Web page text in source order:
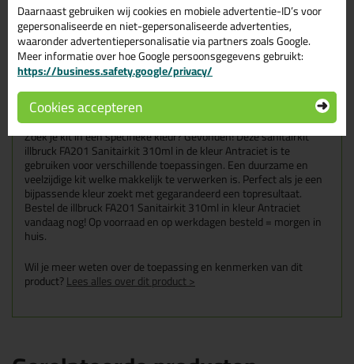
Omschrijving Video Specificaties Reviews (2)
illbruck FA201 Sanitairkit
310ml in Antraciet
Zoek je kit in een specifieke kleur? Gevonden! Deze sanitairkit
illbruck FA201 Sanitairkit 310ml in de kleur Antraciet is te
gebruiken voor verschillende toepassingen. Een duurzame en
veelzijdige kit welke makkelijk te verwerken is. Perfect als je een
bijpassende kleur zoekt met gegarandeerd een topresultaat.
Bestel de illbruck FA201 Sanitairkit 310ml in kleur Antraciet
vandaag nog! Op voorraad en op werkdagen besteld = morgen in
huis.
Wil je meer weten over de toepassing en kenmerken van dit
product?Lees alles over dit product >
Daarnaast gebruiken wij cookies en mobiele advertentie-ID’s voor
gepersonaliseerde en niet-gepersonaliseerde advertenties,
waaronder advertentiepersonalisatie via partners zoals Google.
Meer informatie over hoe Google persoonsgegevens gebruikt:
https://business.safety.google/privacy/
Cookies accepteren